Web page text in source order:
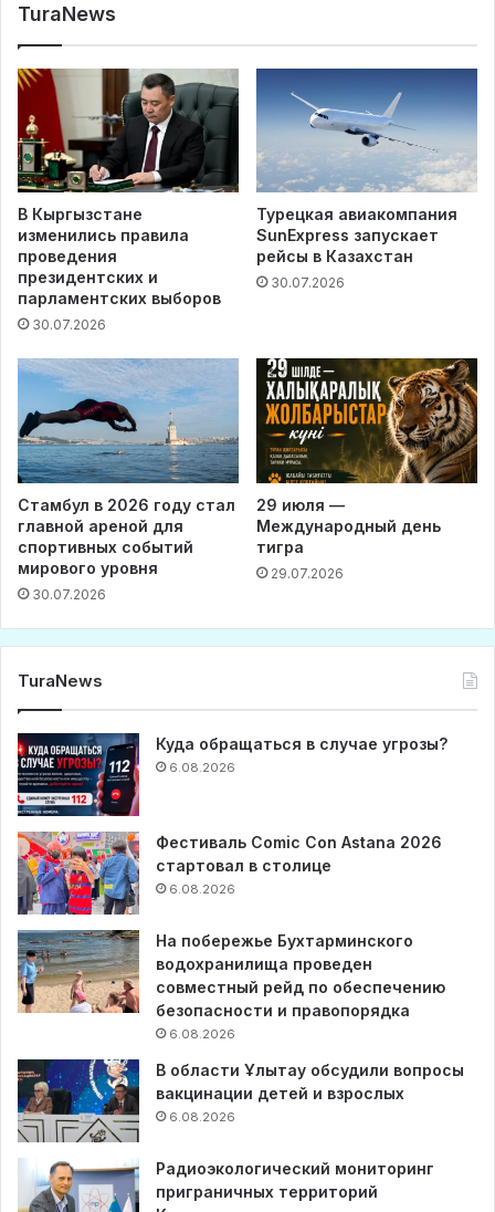
TuraNews
В Кыргызстане
изменились правила
проведения
президентских и
парламентских выборов
30.07.2026
Турецкая авиакомпания
SunExpress запускает
рейсы в Казахстан
30.07.2026
Стамбул в 2026 году стал
главной ареной для
спортивных событий
мирового уровня
30.07.2026
29 июля —
Международный день
тигра
29.07.2026
TuraNews
Куда обращаться в случае угрозы?
6.08.2026
Фестиваль Comic Con Astana 2026
стартовал в столице
6.08.2026
На побережье Бухтарминского
водохранилища проведен
совместный рейд по обеспечению
безопасности и правопорядка
6.08.2026
В области Ұлытау обсудили вопросы
вакцинации детей и взрослых
6.08.2026
Радиоэкологический мониторинг
приграничных территорий